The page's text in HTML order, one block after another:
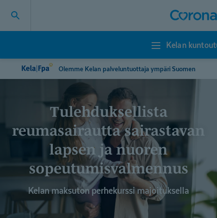
kuntoutuskurssit
-
Kelan
Olemme Kelan palveluntuottaja ympäri Suomen
Tulehduksellista
reumasairautta sairastavan
lapsen ja nuoren
sopeutumis­valmennus
Kelan maksuton perhekurssi majoituksella